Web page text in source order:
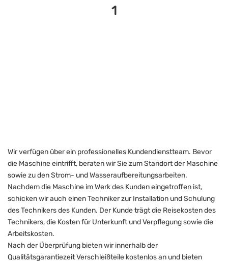
Wir verfügen über ein professionelles Kundendienstteam. Bevor
die Maschine eintrifft, beraten wir Sie zum Standort der Maschine
sowie zu den Strom- und Wasseraufbereitungsarbeiten.
Nachdem die Maschine im Werk des Kunden eingetroffen ist,
schicken wir auch einen Techniker zur Installation und Schulung
des Technikers des Kunden. Der Kunde trägt die Reisekosten des
Technikers, die Kosten für Unterkunft und Verpflegung sowie die
Arbeitskosten.
Nach der Überprüfung bieten wir innerhalb der
Qualitätsgarantiezeit Verschleißteile kostenlos an und bieten